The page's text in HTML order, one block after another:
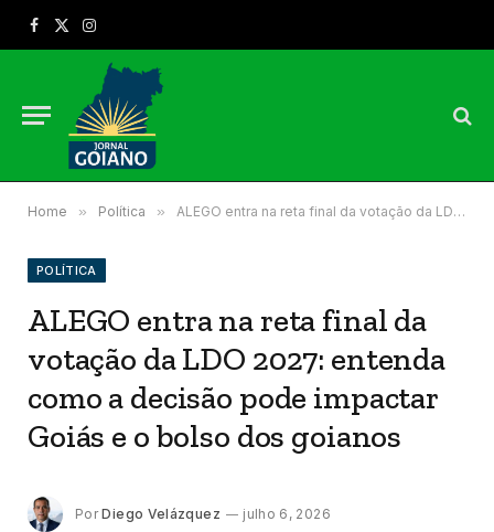
Facebook
X
Instagram
Home » Política » ALEGO entra na reta final da votação da LDO 2027: entenda como a decisão pode impactar Goiás e o bolso dos goianos
POLÍTICA
ALEGO entra na reta final da
votação da LDO 2027: entenda
como a decisão pode impactar
Goiás e o bolso dos goianos
Por Diego Velázquez julho 6, 2026